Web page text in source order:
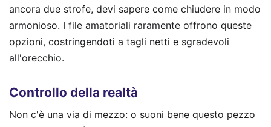
ancora due strofe, devi sapere come chiudere in modo
armonioso. I file amatoriali raramente offrono queste
opzioni, costringendoti a tagli netti e sgradevoli
all'orecchio.
Controllo della realtà
Non c'è una via di mezzo: o suoni bene questo pezzo